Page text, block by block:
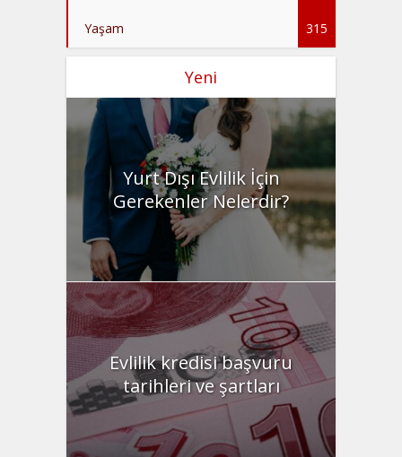
Yaşam 315
Yeni
Yurt Dışı Evlilik İçin
Gerekenler Nelerdir?
Evlilik kredisi başvuru
tarihleri ve şartları